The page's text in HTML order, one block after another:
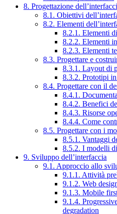
8. Progettazione
8.1. Obiettivi
8.2. Elementi
8.2.1. Elementi
8.2.2. Elementi
8.2.3. Elementi
8.3. Progettare e
8.3.1. Layout di
8.3.2. Prototipi
8.4. Progettare con il
8.4.1.
8.4.2. Benefici
8.4.3. Risorse
8.4.4. Come
8.5. Progettare con i
8.5.1. Vantaggi
8.5.2. I modelli
9. Sviluppo dell’interfaccia
9.1. Approccio allo
9.1.1. Attività
9.1.2. Web
9.1.3. Mobile
9.1.4.
degradation